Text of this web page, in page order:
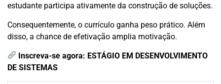
estudante participa ativamente da construção de soluções.
Consequentemente, o currículo ganha peso prático. Além
disso, a chance de efetivação amplia motivação.
Inscreva-se agora: ESTÁGIO EM DESENVOLVIMENTO
DE SISTEMAS